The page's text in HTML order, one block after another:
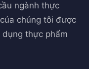
ngành thực
chúng tôi được
thực phẩm